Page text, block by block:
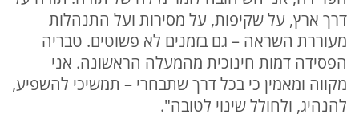
דרך ארץ, על שקיפות, על מסירות ועל התנהלות
מעוררת השראה – גם בזמנים לא פשוטים. טבריה
הפסידה דמות חינוכית מהמעלה הראשונה. אני
מקווה ומאמין כי בכל דרך שתבחרי – תמשיכי להשפיע,
להנהיג, ולחולל שינוי לטובה".